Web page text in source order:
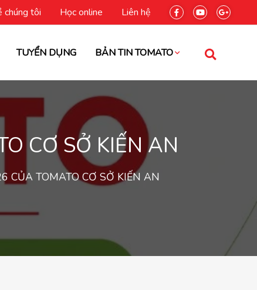
chúng tôi Học online Liên hệ
TUYỂN DỤNG BẢN TIN TOMATO
CƠ SỞ KIẾN AN
CỦA TOMATO CƠ SỞ KIẾN AN